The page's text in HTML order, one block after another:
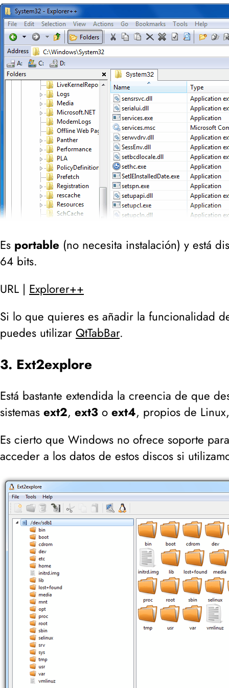
Es portable (no necesita instalación) y está
64 bits.
URL | Explorer++
Si lo que quieres es añadir la funcionalidad
puedes utilizar QtTabBar.
3. Ext2explore
Está bastante extendida la creencia de que
sistemas ext2, ext3 o ext4, propios de
Es cierto que Windows no ofrece soporte
acceder a los datos de estos discos si